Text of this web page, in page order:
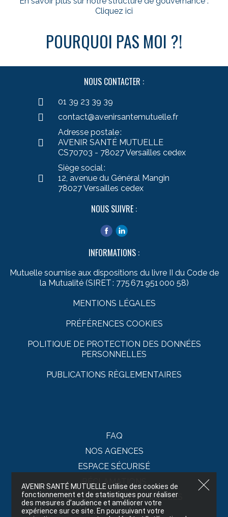
Cliquez ici
POURQUOI PAS MOI ?!
NOUS CONTACTER :
01 39 23 39 39
contact@avenirsantemutuelle.fr
Adresse postale :
AVENIR SANTÉ MUTUELLE
CS70703 - 78027 Versailles cedex
Siège social :
12, avenue du Général Mangin
78027 Versailles cedex
NOUS SUIVRE :
INFORMATIONS :
Mutuelle soumise aux dispositions du livre II du Code de
la Mutualité (SIRET : 775 671 951 000 58)
MENTIONS LÉGALES
PRÉFÉRENCES COOKIES
POLITIQUE DE PROTECTION DES DONNÉES
PERSONNELLES
PUBLICATIONS RÈGLEMENTAIRES
FAQ
NOS AGENCES
ESPACE SÉCURISÉ
RÉCLAMATIONS
NOS OFFRES PROMOTIONNELLES
AVENIR SANTÉ MUTUELLE utilise des cookies de
fonctionnement et de statistiques pour réaliser
des mesures d’audience et améliorer votre
expérience sur ce site. En poursuivant votre